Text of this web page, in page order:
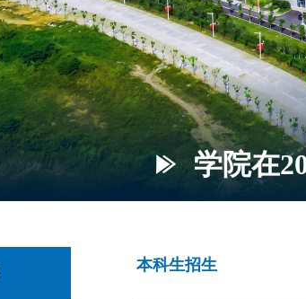
学院在
本科生招生